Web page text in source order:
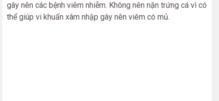
gây nên các bệnh viêm nhiễm. Không nên nặn trứng cá vì có
thể giúp vi khuẩn xâm nhập gây nên viêm có mủ.